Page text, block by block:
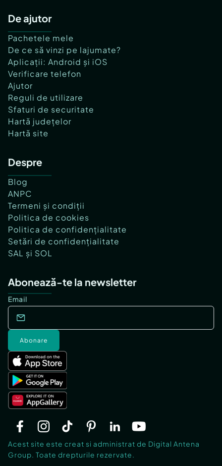
De ajutor
Pachetele mele
De ce să vinzi pe lajumate?
Aplicații: Android și iOS
Verificare telefon
Ajutor
Reguli de utilizare
Sfaturi de securitate
Hartă județelor
Hartă site
Despre
Blog
ANPC
Termeni și condiții
Politica de cookies
Politica de confidențialitate
Setări de confidențialitate
SAL și SOL
Abonează-te la newsletter
Email
Abonare
Acest site este creat si administrat de Digital Antena
Group. Toate drepturile rezervate.